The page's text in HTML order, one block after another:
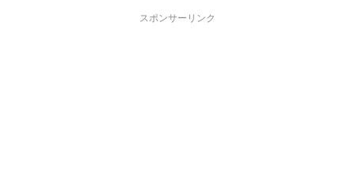
スポンサーリンク